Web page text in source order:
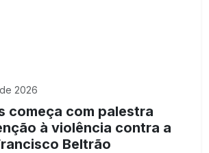
2026
começa com palestra
à violência contra a
Beltrão